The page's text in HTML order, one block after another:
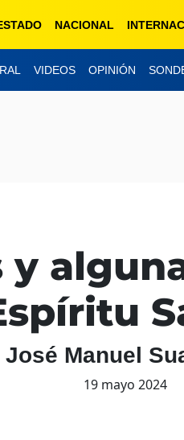
NACIONAL
VIDEOS OPINIÓN
y
José Manuel
19 mayo 2024